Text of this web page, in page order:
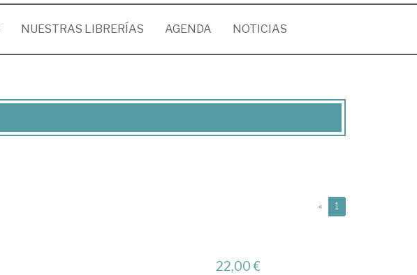
NUESTRAS LIBRERÍAS AGENDA NOTICIAS
« 1
22,00 €